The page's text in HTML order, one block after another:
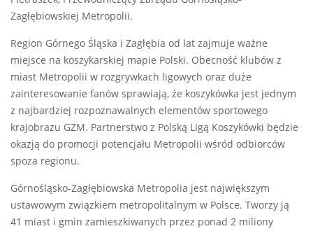
Zagłębiowskiej Metropolii.
Region Górnego Śląska i Zagłębia od lat zajmuje ważne
miejsce na koszykarskiej mapie Polski. Obecność klubów z
miast Metropolii w rozgrywkach ligowych oraz duże
zainteresowanie fanów sprawiają, że koszykówka jest jednym
z najbardziej rozpoznawalnych elementów sportowego
krajobrazu GZM. Partnerstwo z Polską Ligą Koszykówki będzie
okazją do promocji potencjału Metropolii wśród odbiorców
spoza regionu.
Górnośląsko-Zagłębiowska Metropolia jest największym
ustawowym związkiem metropolitalnym w Polsce. Tworzy ją
41 miast i gmin zamieszkiwanych przez ponad 2 miliony